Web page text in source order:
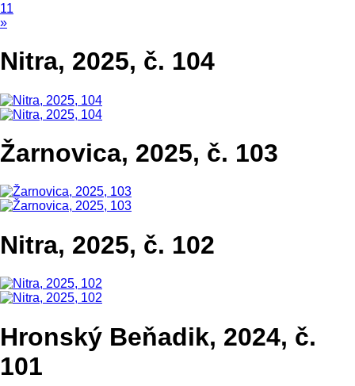
11
»
Nitra, 2025, č. 104
Žarnovica, 2025, č. 103
Nitra, 2025, č. 102
Hronský Beňadik, 2024, č.
101